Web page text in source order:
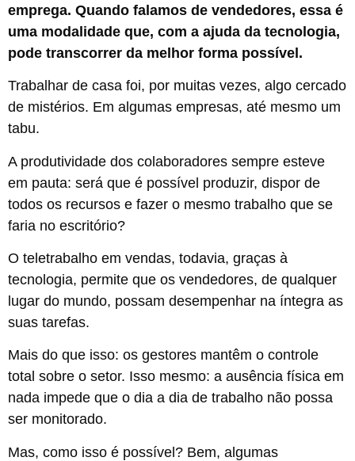
emprega. Quando falamos de vendedores, essa é
uma modalidade que, com a ajuda da tecnologia,
pode transcorrer da melhor forma possível.
Trabalhar de casa foi, por muitas vezes, algo cercado
de mistérios. Em algumas empresas, até mesmo um
tabu.
A produtividade dos colaboradores sempre esteve
em pauta: será que é possível produzir, dispor de
todos os recursos e fazer o mesmo trabalho que se
faria no escritório?
O teletrabalho em vendas, todavia, graças à
tecnologia, permite que os vendedores, de qualquer
lugar do mundo, possam desempenhar na íntegra as
suas tarefas.
Mais do que isso: os gestores mantêm o controle
total sobre o setor. Isso mesmo: a ausência física em
nada impede que o dia a dia de trabalho não possa
ser monitorado.
Mas, como isso é possível? Bem, algumas